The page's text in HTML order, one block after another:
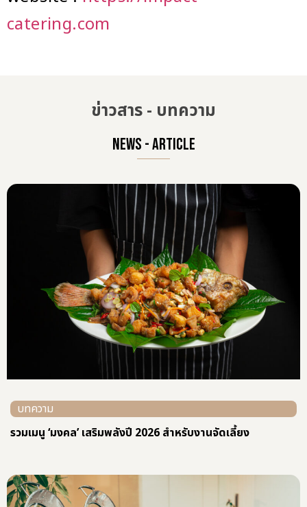
catering.com
ข่าวสาร - บทความ
NEWS - ARTICLE
บทความ
รวมเมนู ‘มงคล’ เสริมพลังปี 2026 สำหรับงานจัดเลี้ยง